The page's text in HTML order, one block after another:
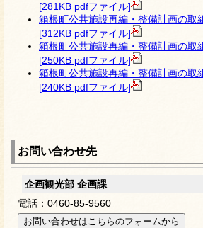
[281KB pdfファイル]
箱根町公共施設再編・整備計画の取
[312KB pdfファイル]
箱根町公共施設再編・整備計画の取
[250KB pdfファイル]
箱根町公共施設再編・整備計画の取
[240KB pdfファイル]
お問い合わせ先
企画観光部 企画課
電話：0460-85-9560